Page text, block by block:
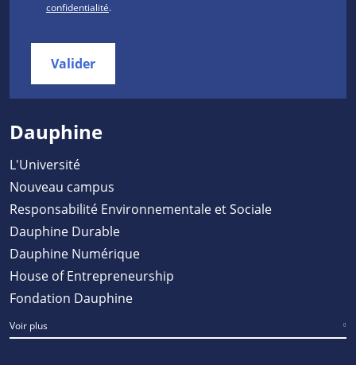
confidentialité.
Valider
Dauphine
L'Université
Nouveau campus
Responsabilité Environnementale et Sociale
Dauphine Durable
Dauphine Numérique
House of Entrepreneurship
Fondation Dauphine
Voir plus